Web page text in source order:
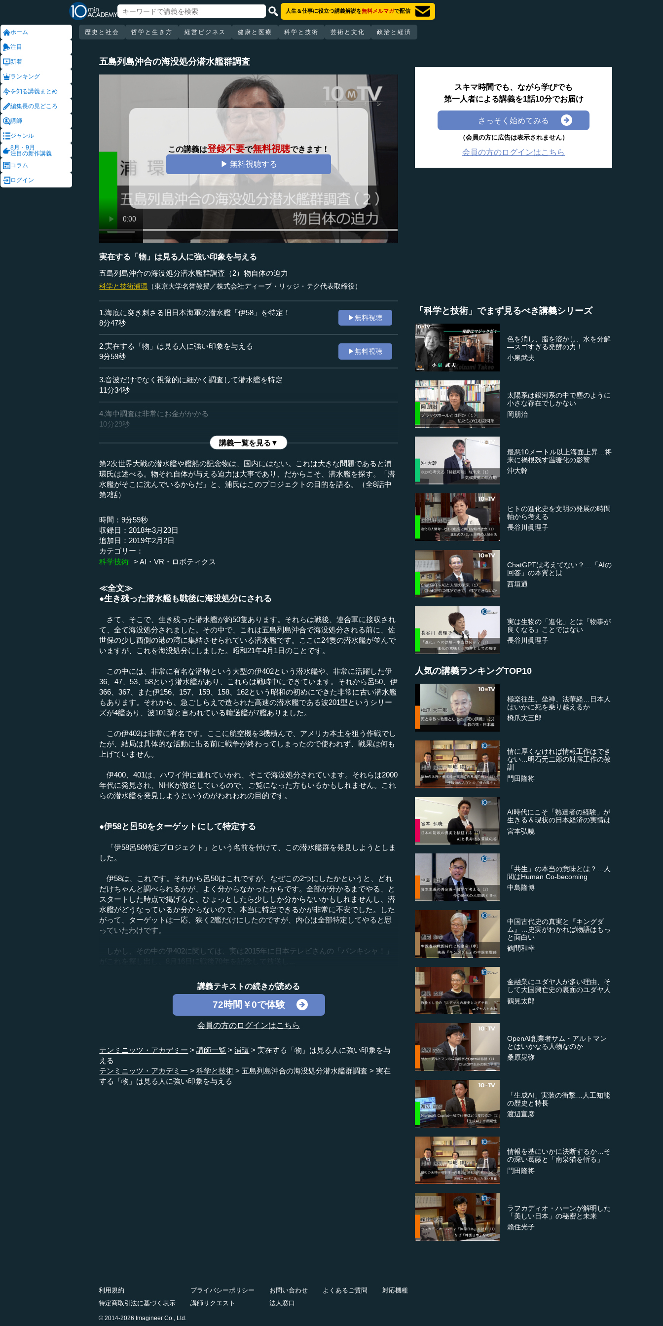
ホーム
注目
新着
ランキング
を知る講義まとめ
編集長の見どころ
講師
ジャンル
8月・9月
注目の新作講義
コラム
ログイン
人生＆仕事に役立つ講義解説を無料メルマガで配信
歴史と社会 哲学と生き方 経営ビジネス 健康と医療 科学と技術 芸術と文化 政治と経済
五島列島沖合の海没処分潜水艦群調査
この講義は登録不要で無料視聴できます！
▶ 無料視聴する
実在する「物」は見る人に強い印象を与える
五島列島沖合の海没処分潜水艦群調査（2）物自体の迫力
科学と技術浦環 （東京大学名誉教授／株式会社ディープ・リッジ・テク代表取締役）
1.海底に突き刺さる旧日本海軍の潜水艦「伊58」を特定！
8分47秒
▶無料視聴
2.実在する「物」は見る人に強い印象を与える
9分59秒
▶無料視聴
3.音波だけでなく視覚的に細かく調査して潜水艦を特定
11分34秒
4.海中調査は非常にお金がかかる
10分29秒
講義一覧を見る▼
第2次世界大戦の潜水艦や艦船の記念物は、国内にはない。これは大きな問題であると浦
環氏は述べる。物それ自体が与える迫力は大事であり、だからこそ、潜水艦を探す。「潜
水艦がそこに沈んでいるからだ」と、浦氏はこのプロジェクトの目的を語る。（全8話中
第2話）
時間：9分59秒
収録日：2018年3月23日
追加日：2019年2月2日
カテゴリー：
科学技術
AI・VR・ロボティクス
≪全文≫
●生き残った潜水艦も戦後に海没処分にされる
さて、そこで、生き残った潜水艦が約50隻あります。それらは戦後、連合軍に接収され
て、全て海没処分されました。その中で、これは五島列島沖合で海没処分される前に、佐
世保の少し西側の港の湾に集結させられている潜水艦です。ここに24隻の潜水艦が並んで
いますが、これを海没処分にしました。昭和21年4月1日のことです。
この中には、非常に有名な潜特という大型の伊402という潜水艦や、非常に活躍した伊
36、47、53、58という潜水艦があり、これらは戦時中にできています。それから呂50、伊
366、367、また伊156、157、159、158、162という昭和の初めにできた非常に古い潜水艦
もあります。それから、急ごしらえで造られた高速の潜水艦である波201型というシリー
ズが4艦あり、波101型と言われている輸送艦が7艦ありました。
この伊402は非常に有名です。ここに航空機を3機積んで、アメリカ本土を狙う作戦でし
たが、結局は具体的な活動に出る前に戦争が終わってしまったので使われず、戦果は何も
上げていません。
伊400、401は、ハワイ沖に連れていかれ、そこで海没処分されています。それらは2000
年代に発見され、NHKが放送しているので、ご覧になった方もいるかもしれません。これ
らの潜水艦を発見しようというのがわれわれの目的です。
●伊58と呂50をターゲットにして特定する
「伊58呂50特定プロジェクト」という名前を付けて、この潜水艦群を発見しようとしま
した。
伊58は、これです。それから呂50はこれですが、なぜこの2つにしたかというと、どれ
だけちゃんと調べられるかが、よく分からなかったからです。全部が分かるまでやる、と
スタートした時点で掲げると、ひょっとしたら少ししか分からないかもしれませんし、潜
水艦がどうなっているか分からないので、本当に特定できるかが非常に不安でした。した
がって、ターゲットは一応、狭く2艦だけにしたのですが、内心は全部特定してやると思
っていたわけです。
しかし、その中の伊402に関しては、実は2015年に日本テレビさんの「バンキシャ！」
がこれを探し出し、8月16日に戦後70年を記念して放送し...
講義テキストの続きが読める
72時間￥0で体験
会員の方のログインはこちら
テンミニッツ・アカデミー 講師一覧 浦環
実在する「物」は見る人に強い印象を与
える
テンミニッツ・アカデミー
科学と技術 五島列島沖合の海没処分潜水艦群調査
実在
する「物」は見る人に強い印象を与える
スキマ時間でも、ながら学びでも
第一人者による講義を1話10分でお届け
さっそく始めてみる
（会員の方に広告は表示されません）
会員の方のログインはこちら
「科学と技術」でまず見るべき講義シリーズ
色を消し、脂を溶かし、水を分解
―スゴすぎる発酵の力！
小泉武夫
太陽系は銀河系の中で塵のように
小さな存在でしかない
岡朋治
最悪10メートル以上海面上昇…将
来に禍根残す温暖化の影響
沖大幹
ヒトの進化史を文明の発展の時間
軸から考える
長谷川眞理子
ChatGPTは考えてない？…「AIの
回答」の本質とは
西垣通
実は生物の「進化」とは「物事が
良くなる」ことではない
長谷川眞理子
人気の講義ランキングTOP10
極楽往生、坐禅、法華経…日本人
はいかに死を乗り越えるか
橋爪大三郎
情に厚くなければ情報工作はでき
ない…明石元二郎の対露工作の教
訓
門田隆将
AI時代にこそ「熟達者の経験」が
生きる＆現状の日本経済の実情は
宮本弘曉
「共生」の本当の意味とは？…人
間はHuman Co-becoming
中島隆博
中国古代史の真実と『キングダ
ム』…史実がわかれば物語はもっ
と面白い
鶴間和幸
金融業にユダヤ人が多い理由、そ
して大国興亡史の裏面のユダヤ人
鶴見太郎
OpenAI創業者サム・アルトマン
とはいかなる人物なのか
桑原晃弥
「生成AI」実装の衝撃…人工知能
の歴史と特長
渡辺宣彦
情報を基にいかに決断するか…そ
の深い葛藤と「南泉猫を斬る」
門田隆将
ラフカディオ・ハーンが解明した
「美しい日本」の秘密と未来
賴住光子
利用規約 プライバシーポリシー お問い合わせ よくあるご質問
対応機種
特定商取引法に基づく表示
講師リクエスト 法人窓口
© 2014-2026 Imagineer Co., Ltd.